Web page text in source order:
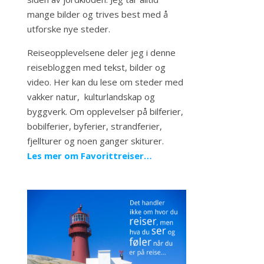
mange bilder og trives best med å
utforske nye steder.
Reiseopplevelsene deler jeg i denne
reisebloggen med tekst, bilder og
video. Her kan du lese om steder med
vakker natur, kulturlandskap og
byggverk. Om opplevelser på bilferier,
bobilferier, byferier, strandferier,
fjellturer og noen ganger skiturer.
Les mer om Favorittreiser…